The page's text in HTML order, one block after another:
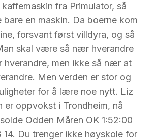
fra Primulator, så
bare en maskin. Da boerne kom
forsvant først villdyra, og så
skal være så nær hverandre
hverandre, men ikke så nær at
Men verden er stor og
for å lære noe nytt. Liz
er oppvokst i Trondheim, nå
Odden Måren OK 1:52:00
14. Du trenger ikke høyskole for